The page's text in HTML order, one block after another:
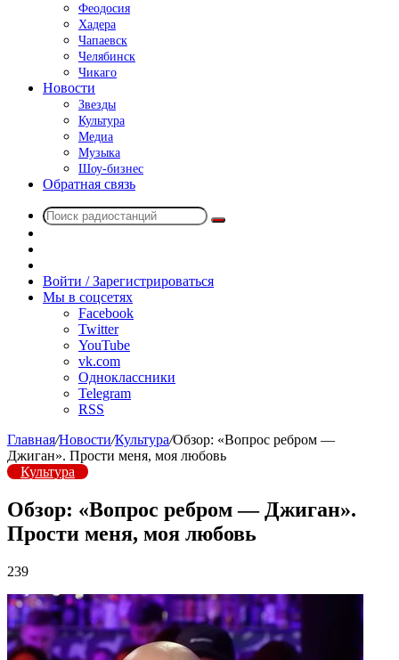
Феодосия
Хадера
Чапаевск
Челябинск
Чикаго
Новости
Звезды
Культура
Медиа
Музыка
Шоу-бизнес
Обратная связь
Поиск
радио
Войти / Зарегистрироваться
Мы в соцсетях
Facebook
Twitter
YouTube
vk.com
Одноклассники
Telegram
RSS
Главная/Новости/Культура/Обзор: «Вопрос ребром —
Джиган». Прости меня, моя любовь
Культура
Обзор: «Вопрос ребром — Джиган».
Прости меня, моя любовь
239